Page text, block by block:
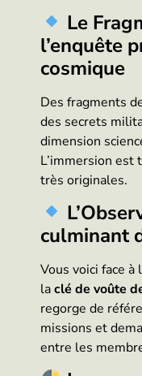
Le
l’enquête
cosmique
Des fragments
des secrets
dimension
L’immersion est
très originales.
culminant
Vous voici face
laclé de voûte
regorge de
missions et
entre les